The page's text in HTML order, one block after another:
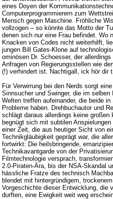
eines Doyen der
Computerprogrammierern zum
Mensch gegen Maschine. Fröhliche
vollzogen – so könnte das Motto der
denen sich nur eine Frau befindet. Wo
Knacken von Codes nicht weiterhilft,
jungen Bill Gates-Klone auf
ominösen Dr. Schoesser, der
Anfragen von Regierungsstellen wie
(!) verhindert ist. Nachtigall, ick hör dir
Für Verwirrung bei den Nerds sorgt
Sinnsucher und Swinger, die im
Welten treffen aufeinander, die beide
Probleme haben. Drehbuchautor und
schlägt daraus allerdings keine großen
begnügt sich mit subtilen
einer Zeit, die aus heutiger Sicht von
Technikgläubigkeit geprägt war, die
fortwirkt: Die heilsbringende,
Technikavantgarde von der
Filmtechnologie versprach,
2.0-Piraten-Ära, bis der NSA-Skandal
hässliche Fratze des technisch
blendet mit hintergründigem,
Vorgeschichte dieser Entwicklung, die
durften, eine Ewigkeit weit weg